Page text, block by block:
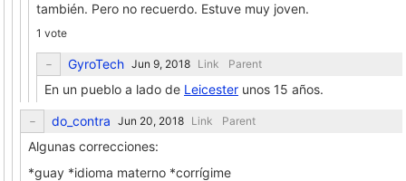
también. Pero no recuerdo. Estuve muy joven.
1 vote
GyroTech Link Parent
En un pueblo a lado de Leicester unos 15 años.
do_contra Link Parent
Algunas correcciones:
*guay *idioma materno *corrígime